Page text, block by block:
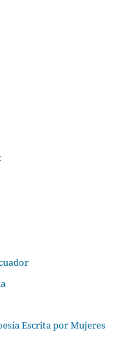
Escrita por Mujeres